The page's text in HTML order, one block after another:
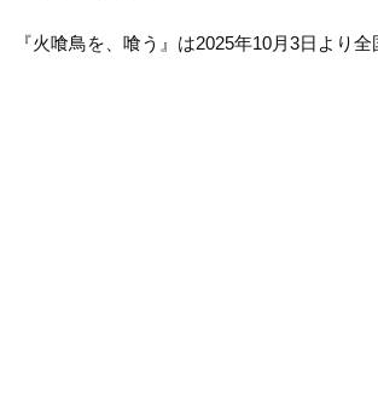
『火喰鳥を、喰う』は2025年10月3日より全